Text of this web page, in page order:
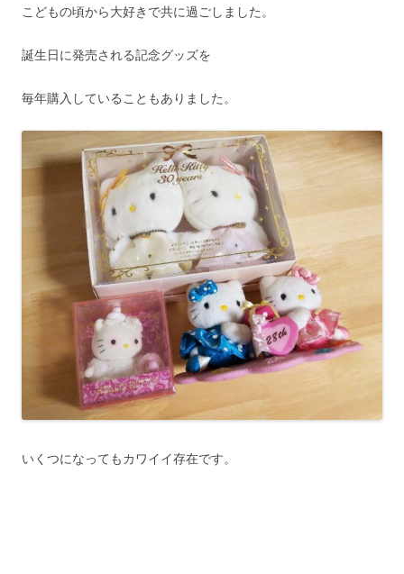
こどもの頃から大好きで共に過ごしました。
誕生日に発売される記念グッズを
毎年購入していることもありました。
いくつになってもカワイイ存在です。